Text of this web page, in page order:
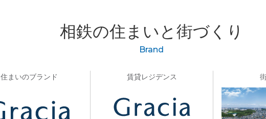
相鉄の住まいと街づくり
Brand
住まいのブランド 賃貸レジデンス